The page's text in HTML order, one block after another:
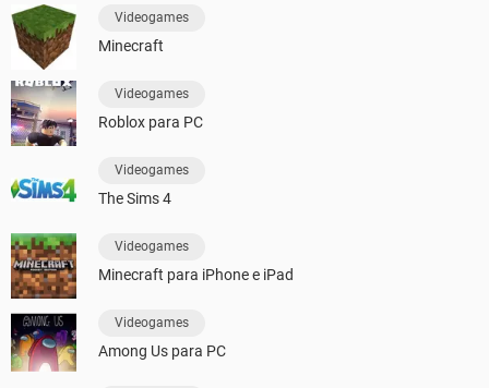
Videogames
Minecraft
Videogames
Roblox para PC
Videogames
The Sims 4
Videogames
Minecraft para iPhone e iPad
Videogames
Among Us para PC